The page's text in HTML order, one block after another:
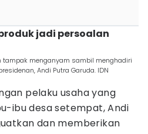
jadi persoalan
menganyam sambil menghadiri
Andi Putra Garuda. IDN
pelaku usaha yang
ibu desa setempat, Andi
dan memberikan